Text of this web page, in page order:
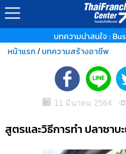
บทความน่าสนใจ :
หน้าแรก / บทความสร้างอาชีพ
11 มีนาคม 2564
สูตรและวิธีการทำ ปลาซาบ